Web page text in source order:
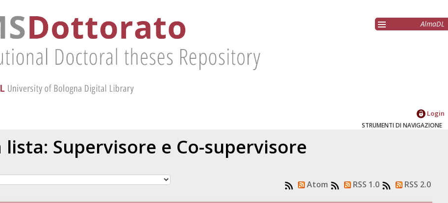
AlmaDL
Login
STRUMENTI DI NAVIGAZIONE
lista: Supervisore e Co-supervisore
Atom RSS 1.0 RSS 2.0